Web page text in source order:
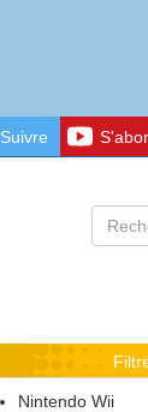
Suivre
Nintendo Wii